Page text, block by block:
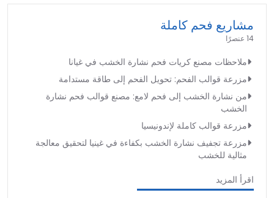
مشاريع فحم كاملة
14 عنصرًا
ملاحظات مصنع كريات فحم نشارة الخشب في غيانا
مزرعة قوالب الفحم: تحويل الفحم إلى طاقة مستدامة
من نشارة الخشب إلى فحم لامع: مصنع قوالب فحم نشارة
الخشب
مزرعة قوالب كاملة لإندونيسيا
مزرعة تجفيف نشارة الخشب بكفاءة في غينيا لتحقيق معالجة
مثالية للخشب
اقرأ المزيد